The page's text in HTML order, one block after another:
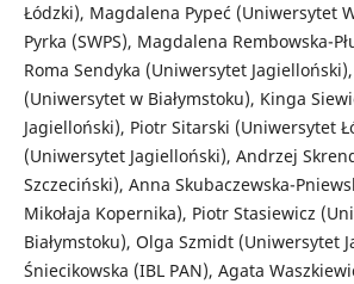
Łódzki), Magdalena Pypeć (Uniwersytet
Pyrka (SWPS), Magdalena Rembowska-
Roma Sendyka (Uniwersytet
(Uniwersytet w Białymstoku), Kinga
Jagielloński), Piotr Sitarski (Uniwersytet
(Uniwersytet Jagielloński), Andrzej
Szczeciński), Anna Skubaczewska-
Mikołaja Kopernika), Piotr Stasiewicz
Białymstoku), Olga Szmidt (Uniwersytet
Śniecikowska (IBL PAN), Agata